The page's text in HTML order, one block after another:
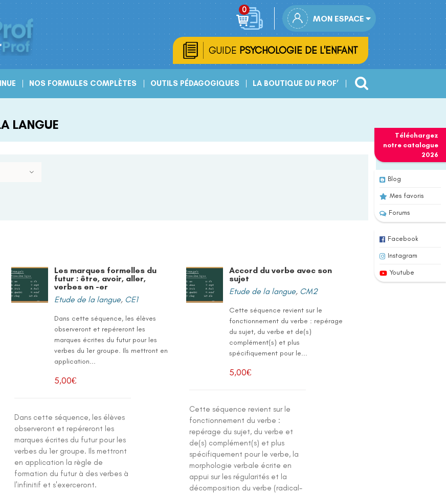
Téléchargez
notre catalogue
2026
Blog
Mes favoris
Forums
Facebook
Instagram
Youtube
MON ESPACE
GUIDE PSYCHOLOGIE DE L'ENFANT
NOS FORMULES COMPLÈTES OUTILS PÉDAGOGIQUES LA BOUTIQUE DU PROF’
LANGUE
Les marques formelles du
futur : être, avoir, aller,
verbes en -er
Etude de la langue, CE1
Dans cette séquence, les élèves
observeront et repéreront les
marques écrites du futur pour les
verbes du 1er groupe. Ils mettront en
application...
5,00€
Dans cette séquence, les élèves
observeront et repéreront les
marques écrites du futur pour les
verbes du 1er groupe. Ils mettront
en application la règle de
formation du futur à des verbes à
l'infinitif et s'exerceront.
Accord du verbe avec son
sujet
Etude de la langue, CM2
Cette séquence revient sur le
fonctionnement du verbe : repérage
du sujet, du verbe et de(s)
complément(s) et plus
spécifiquement pour le...
5,00€
Cette séquence revient sur le
fonctionnement du verbe :
repérage du sujet, du verbe et
de(s) complément(s) et plus
spécifiquement pour le verbe, la
morphologie verbale écrite en
appui sur les régularités et la
décomposition du verbe (radical-